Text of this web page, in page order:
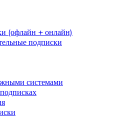
(офлайн + онлайн)
подписки
системами